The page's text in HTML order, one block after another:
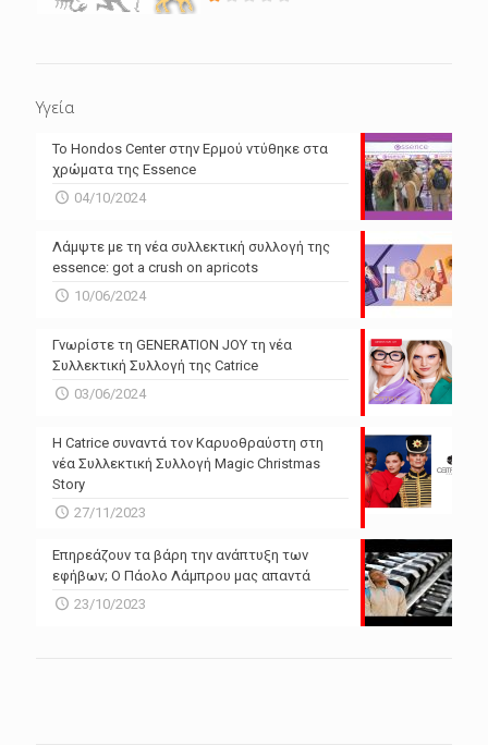
Υγεία
Το Hondos Center στην Ερμού ντύθηκε στα
χρώματα της Essence
04/10/2024
Λάμψτε με τη νέα συλλεκτική συλλογή της
essence: got a crush on apricots
10/06/2024
Γνωρίστε τη GENERATION JOY τη νέα
Συλλεκτική Συλλογή της Catrice
03/06/2024
Η Catrice συναντά τον Καρυοθραύστη στη
νέα Συλλεκτική Συλλογή Magic Christmas
Story
27/11/2023
Επηρεάζουν τα βάρη την ανάπτυξη των
εφήβων; Ο Πάολο Λάμπρου μας απαντά
23/10/2023